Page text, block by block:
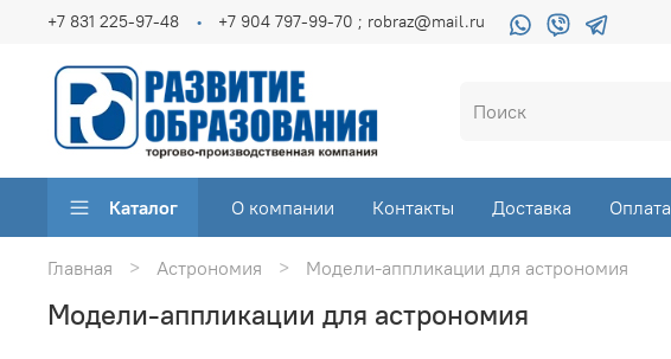
+7 831 225-97-48 +7 904 797-99-70 ; robraz@mail.ru
Каталог О компании Контакты Доставка Оплата
Главная Астрономия Модели-аппликации для астрономия
Модели-аппликации для астрономия